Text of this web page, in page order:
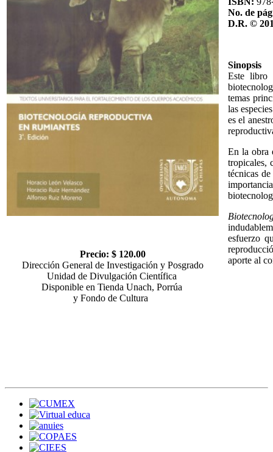
Precio: $ 120.00
Dirección General de Investigación y Posgrado
Unidad de Divulgación Científica
Disponible en Tienda Unach, Porrúa
y Fondo de Cultura
No. de
D.R. ©
Sinopsis
Este libro
temas
las
es el
En la obra
tropicales,
técnicas
esfuerzo
aporte al